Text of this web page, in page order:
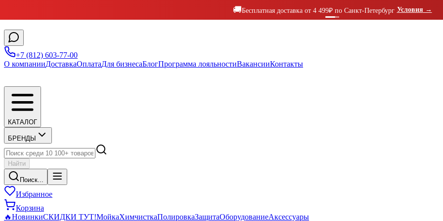
🚚Бесплатная доставка от 4 499₽ по Санкт-Петербург Условия →
+7 (812) 603-77-00
О компанииДоставкаОплатаДля бизнесаБлогПрограмма лояльностиВакансииКонтакты
КАТАЛОГ
БРЕНДЫ
Найти
Поиск...
Избранное
Корзина
🔥НовинкиСКИДКИ ТУТ!МойкаХимчисткаПолировкаЗащитаОборудованиеАксессуары